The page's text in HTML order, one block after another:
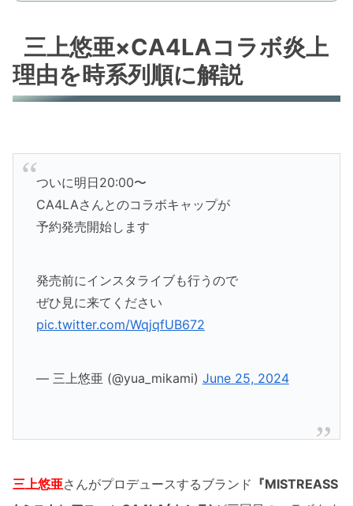
三上悠亜×CA4LAコラボ炎上
理由を時系列順に解説
ついに明日20:00〜
CA4LAさんとのコラボキャップが
予約発売開始します
発売前にインスタライブも行うので
ぜひ見に来てください
pic.twitter.com/WqjqfUB672
— 三上悠亜 (@yua_mikami) June 25, 2024
三上悠亜さんがプロデュースするブランド 『MISTREASS